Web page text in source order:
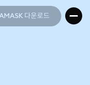
다운로드